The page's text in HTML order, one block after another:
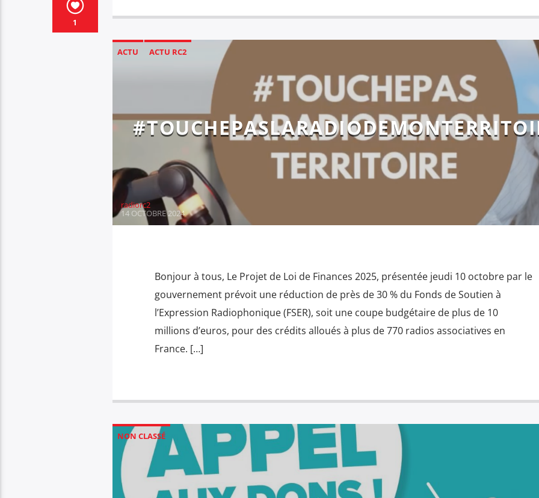
1
ACTU ACTU RC2
radiorc2
14 OCTOBRE 2024
Bonjour à tous, Le Projet de Loi de Finances 2025, présentée jeudi 10 octobre par le
gouvernement prévoit une réduction de près de 30 % du Fonds de Soutien à
l’Expression Radiophonique (FSER), soit une coupe budgétaire de plus de 10
millions d’euros, pour des crédits alloués à plus de 770 radios associatives en
France. […]
NON CLASSÉ